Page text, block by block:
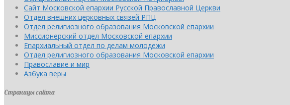
Сайт Московской епархии Русской Православной Церкви
Отдел внешних церковных связей РПЦ
Отдел религиозного образования Московской епархии
Миссионерский отдел Московской епархии
Епархиальный отдел по делам молодежи
Отдел религиозного образования Московской епархии
Православие и мир
Азбука веры
Страницы сайта